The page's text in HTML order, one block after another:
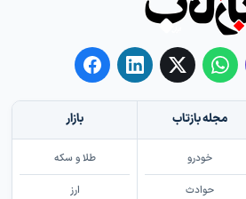
مجله بازتاب
خودرو
حوادث
بازار
طلا و سکه
ارز